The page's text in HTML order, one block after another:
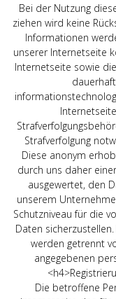
Bei der Nutzung
ziehen wird keine
Informationen
unserer Internetseite
Internetseite sowie
Strafverfolgung
Diese anonym
durch uns daher
ausgewertet, den
unserem
Schutzniveau für die
Daten
werden getrennt
angegebenen
Die betroffene